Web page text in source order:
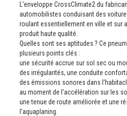
L'enveloppe CrossClimate2 du
automobilistes conduisant des
roulant essentiellement en ville et sur
produit haute qualité.
Quelles sont ses aptitudes ? Ce
plusieurs points clés :
une sécurité accrue sur sol sec ou
des irrégularités, une conduite
des émissions sonores dans
au moment de l'accélération sur les
une tenue de route améliorée et une
l'aquaplaning.